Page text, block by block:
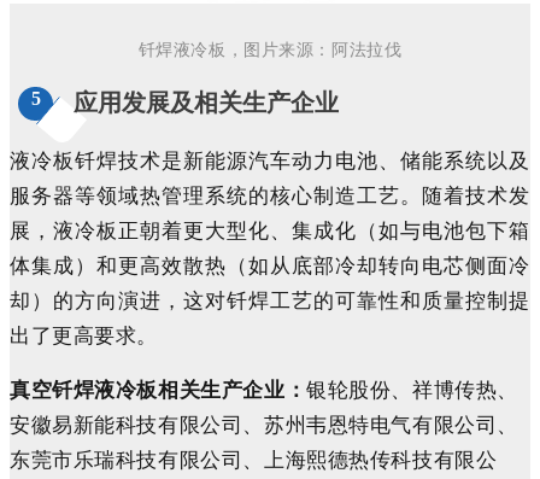
钎焊液冷板，图片来源： 阿法拉伐
5 应用发展及相关生产企业
液冷板钎焊技术是新能源汽车动力电池、储能系统以及
服务器等领域热管理系统的核心制造工艺。随着技术发
展，液冷板正朝着更大型化、集成化（如与电池包下箱
体集成）和更高效散热（如从底部冷却转向电芯侧面冷
却）的方向演进，这对钎焊工艺的可靠性和质量控制提
出了更高要求。
真空钎焊液冷板相关生产企业：银轮股份、祥博传热、
安徽易新能科技有限公司、苏州韦恩特电气有限公司、
东莞市乐瑞科技有限公司、上海熙德热传科技有限公